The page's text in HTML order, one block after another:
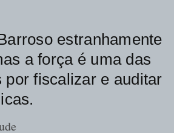
estranhamente
a força é uma das
por fiscalizar e auditar